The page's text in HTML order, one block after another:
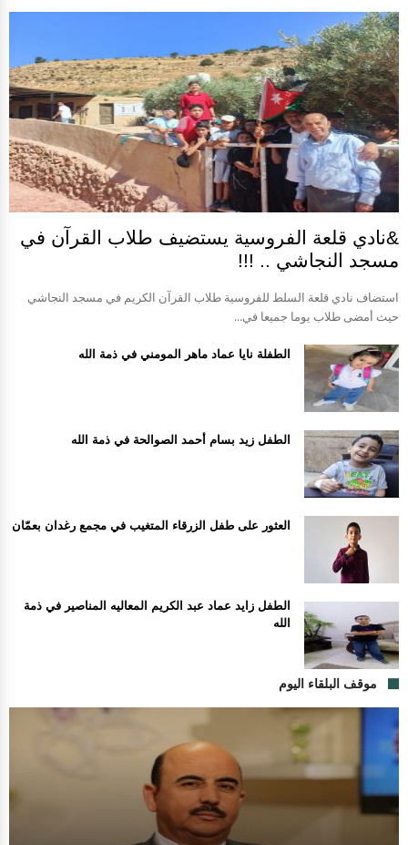
&نادي قلعة الفروسية يستضيف طلاب القرآن في
مسجد النجاشي .. !!!
استضاف نادي قلعة السلط للفروسية طلاب القرآن الكريم في مسجد النجاشي
حيث أمضى طلاب يوما جميعا في...
الطفلة نايا عماد ماهر المومني في ذمة الله
الطفل زيد بسام أحمد الصوالحة في ذمة الله
العثور على طفل الزرقاء المتغيب في مجمع رغدان بعمّان
الطفل زايد عماد عبد الكريم المعاليه المناصير في ذمة
الله
موقف البلقاء اليوم